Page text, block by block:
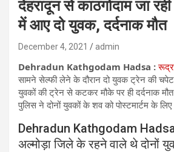
देहरादून से काठगोदाम जा
में आए दो युवक, दर्दनाक मौत
December 4, 2021 admin
Dehradun Kathgodam Hadsa :
सामने सेल्फी लेने के दौरान दो युवक ट्रेन की
युवकों की ट्रेन से कटकर मौके पर ही दर्दनाक
पुलिस ने दोनों युवकों के शव को पोस्टमार्टम के
Dehradun Kathgodam
अल्मोड़ा जिले के रहने वाले थे दोनों